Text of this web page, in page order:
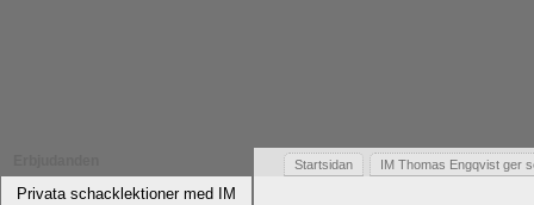
Privata schacklektioner med IM
Startsidan IM Thomas Engqvist ger